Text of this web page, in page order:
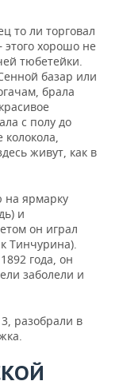
то ли торговал
хорошо не
тюбетейки.
базар или
брала
с полу до
колокола,
живут, как в
на ярмарку
и
он играл
Тинчурина).
года, он
заболели и
разобрали в